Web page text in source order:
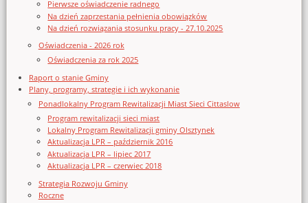
Pierwsze oświadczenie radnego
Na dzień zaprzestania pełnienia obowiązków
Na dzień rozwiązania stosunku pracy - 27.10.2025
Oświadczenia - 2026 rok
Oświadczenia za rok 2025
Raport o stanie Gminy
Plany, programy, strategie i ich wykonanie
Ponadlokalny Program Rewitalizacji Miast Sieci Cittaslow
Program rewitalizacji sieci miast
Lokalny Program Rewitalizacji gminy Olsztynek
Aktualizacja LPR – październik 2016
Aktualizacja LPR – lipiec 2017
Aktualizacja LPR – czerwiec 2018
Strategia Rozwoju Gminy
Roczne